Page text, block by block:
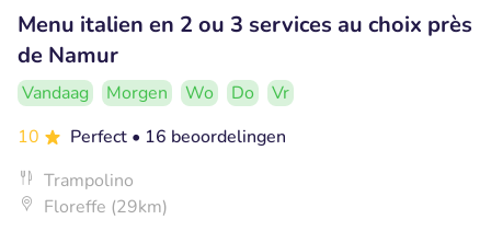
Menu italien en 2 ou 3 services au choix près
de Namur
Vandaag Morgen Wo Do
Vr
10
Perfect • 16 beoordelingen
Trampolino
Floreffe (29km)